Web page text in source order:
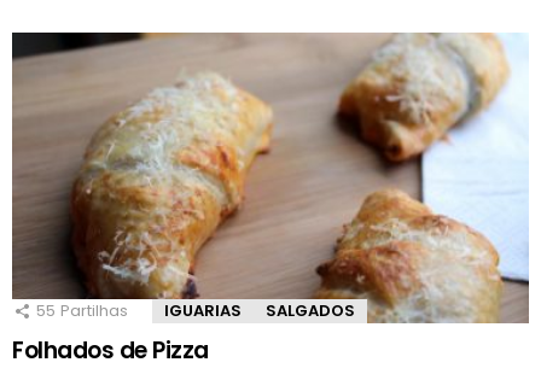
55 Partilhas IGUARIAS SALGADOS
Folhados de Pizza